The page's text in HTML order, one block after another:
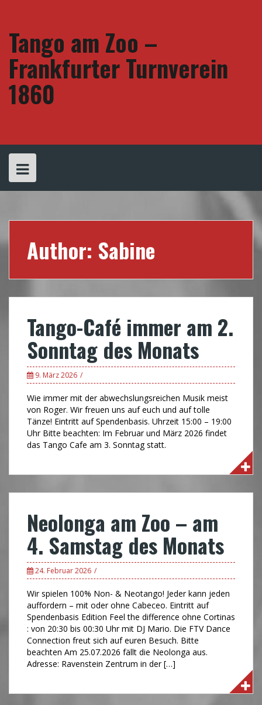
Tango am Zoo –
Frankfurter Turnverein
1860
Author: Sabine
Tango-Café immer am 2.
Sonntag des Monats
9. März 2026
Wie immer mit der abwechslungsreichen Musik meist
von Roger. Wir freuen uns auf euch und auf tolle
Tänze! Eintritt auf Spendenbasis. Uhrzeit 15:00 – 19:00
Uhr Bitte beachten: Im Februar und März 2026 findet
das Tango Cafe am 3. Sonntag statt.
Neolonga am Zoo – am
4. Samstag des Monats
24. Februar 2026
Wir spielen 100% Non- & Neotango! Jeder kann jeden
auffordern – mit oder ohne Cabeceo. Eintritt auf
Spendenbasis Edition Feel the difference ohne Cortinas
: von 20:30 bis 00:30 Uhr mit DJ Mario. Die FTV Dance
Connection freut sich auf euren Besuch. Bitte
beachten Am 25.07.2026 fällt die Neolonga aus.
Adresse: Ravenstein Zentrum in der […]